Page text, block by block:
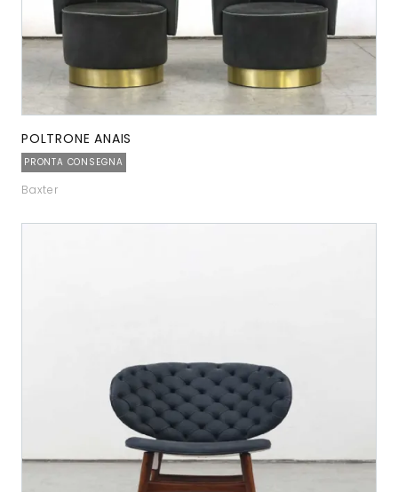
POLTRONE ANAIS
PRONTA CONSEGNA
Baxter